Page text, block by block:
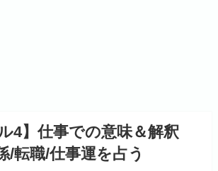
4】仕事での意味＆解釈
/転職/仕事運を占う